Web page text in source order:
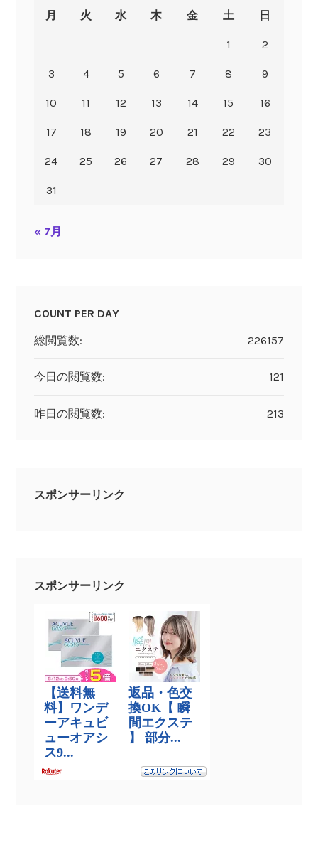
月 火 水 木 金 土 日
1 2
3 4 5 6 7 8 9
10 11 12 13 14 15 16
17 18 19 20 21 22 23
24 25 26 27 28 29 30
31
« 7月
COUNT PER DAY
226157
総閲覧数:
121
今日の閲覧数:
213
昨日の閲覧数:
スポンサーリンク
スポンサーリンク